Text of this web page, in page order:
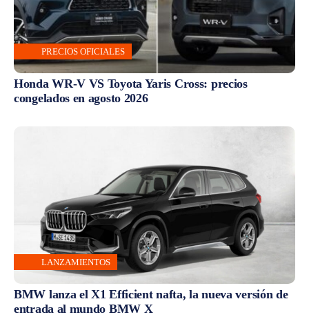
PRECIOS OFICIALES
Honda WR-V VS Toyota Yaris Cross: precios
congelados en agosto 2026
LANZAMIENTOS
BMW lanza el X1 Efficient nafta, la nueva versión de
entrada al mundo BMW X